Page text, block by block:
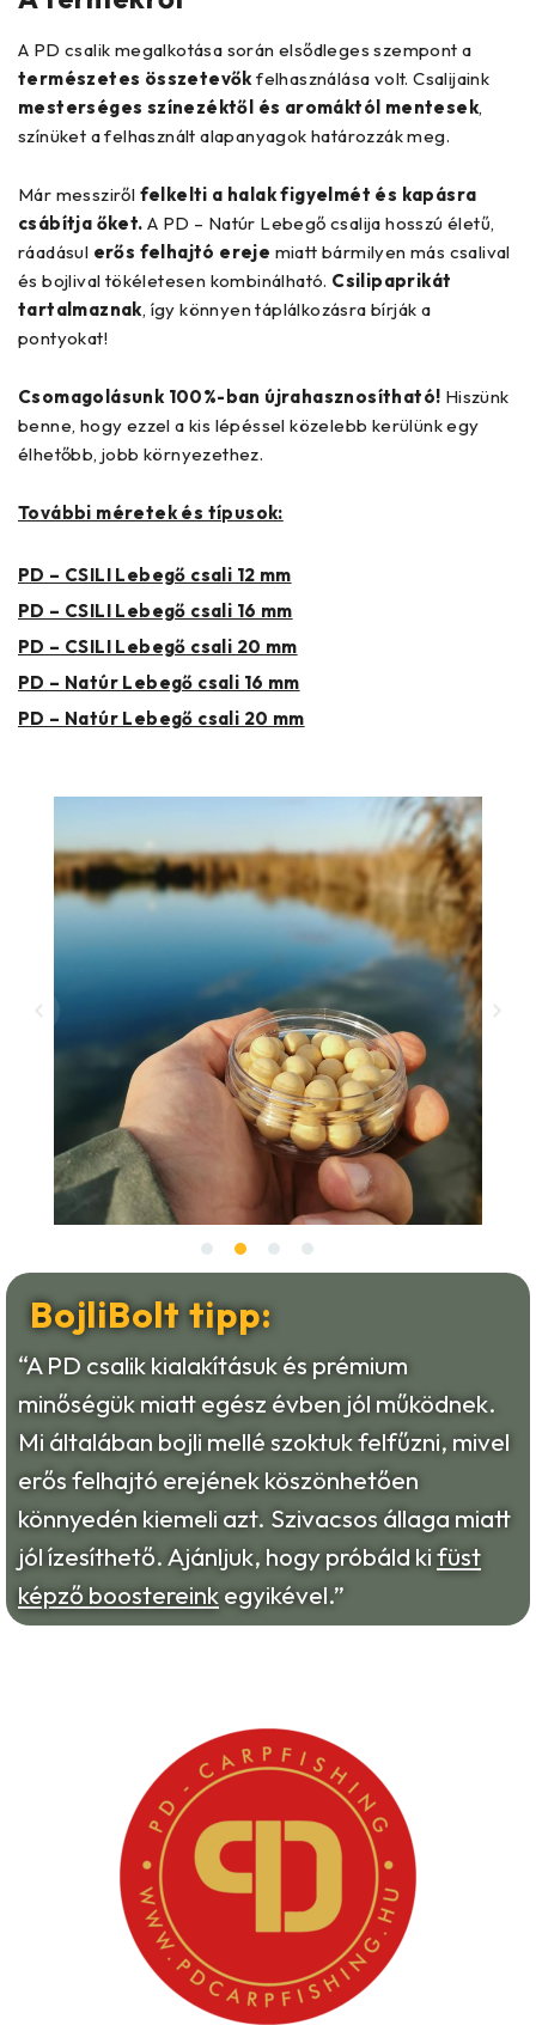
A PD csalik megalkotása során elsődleges szempont a
természetes összetevőkfelhasználása volt. Csalijaink
mesterséges színezéktől és aromáktól mentesek,
színüket a felhasznált alapanyagok határozzák meg.
Már messziről felkelti a halak figyelmét és kapásra
csábítja őket. A PD – Natúr Lebegő csalija hosszú életű,
ráadásul erős felhajtó ereje miatt bármilyen más csalival
és bojlival tökéletesen kombinálható. Csilipaprikát
tartalmaznak, így könnyen táplálkozásra bírják a
pontyokat!
Csomagolásunk 100%-ban újrahasznosítható! Hiszünk
benne, hogy ezzel a kis lépéssel közelebb kerülünk egy
élhetőbb, jobb környezethez.
További méretek és típusok:
PD – CSILI Lebegő csali 12 mm
PD – CSILI Lebegő csali 16 mm
PD – CSILI Lebegő csali 20 mm
PD – Natúr Lebegő csali 16 mm
PD – Natúr Lebegő csali 20 mm
BojliBolt tipp:
“A PD csalik kialakításuk és prémium
minőségük miatt egész évben jól működnek.
Mi általában bojli mellé szoktuk felfűzni, mivel
erős felhajtó erejének köszönhetően
könnyedén kiemeli azt. Szivacsos állaga miatt
jól ízesíthető. Ajánljuk, hogy próbáld kifüst
képző boostereinkegyikével.”